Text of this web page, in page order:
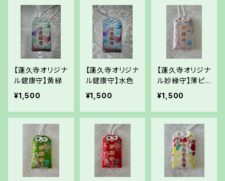
【蓮久寺オリジナ
ル健康守】黄緑
¥1,500
【蓮久寺オリジナ
ル健康守】水色
¥1,500
【蓮久寺オリジナ
ル妙縁守】薄ピ
ンク
¥1,500